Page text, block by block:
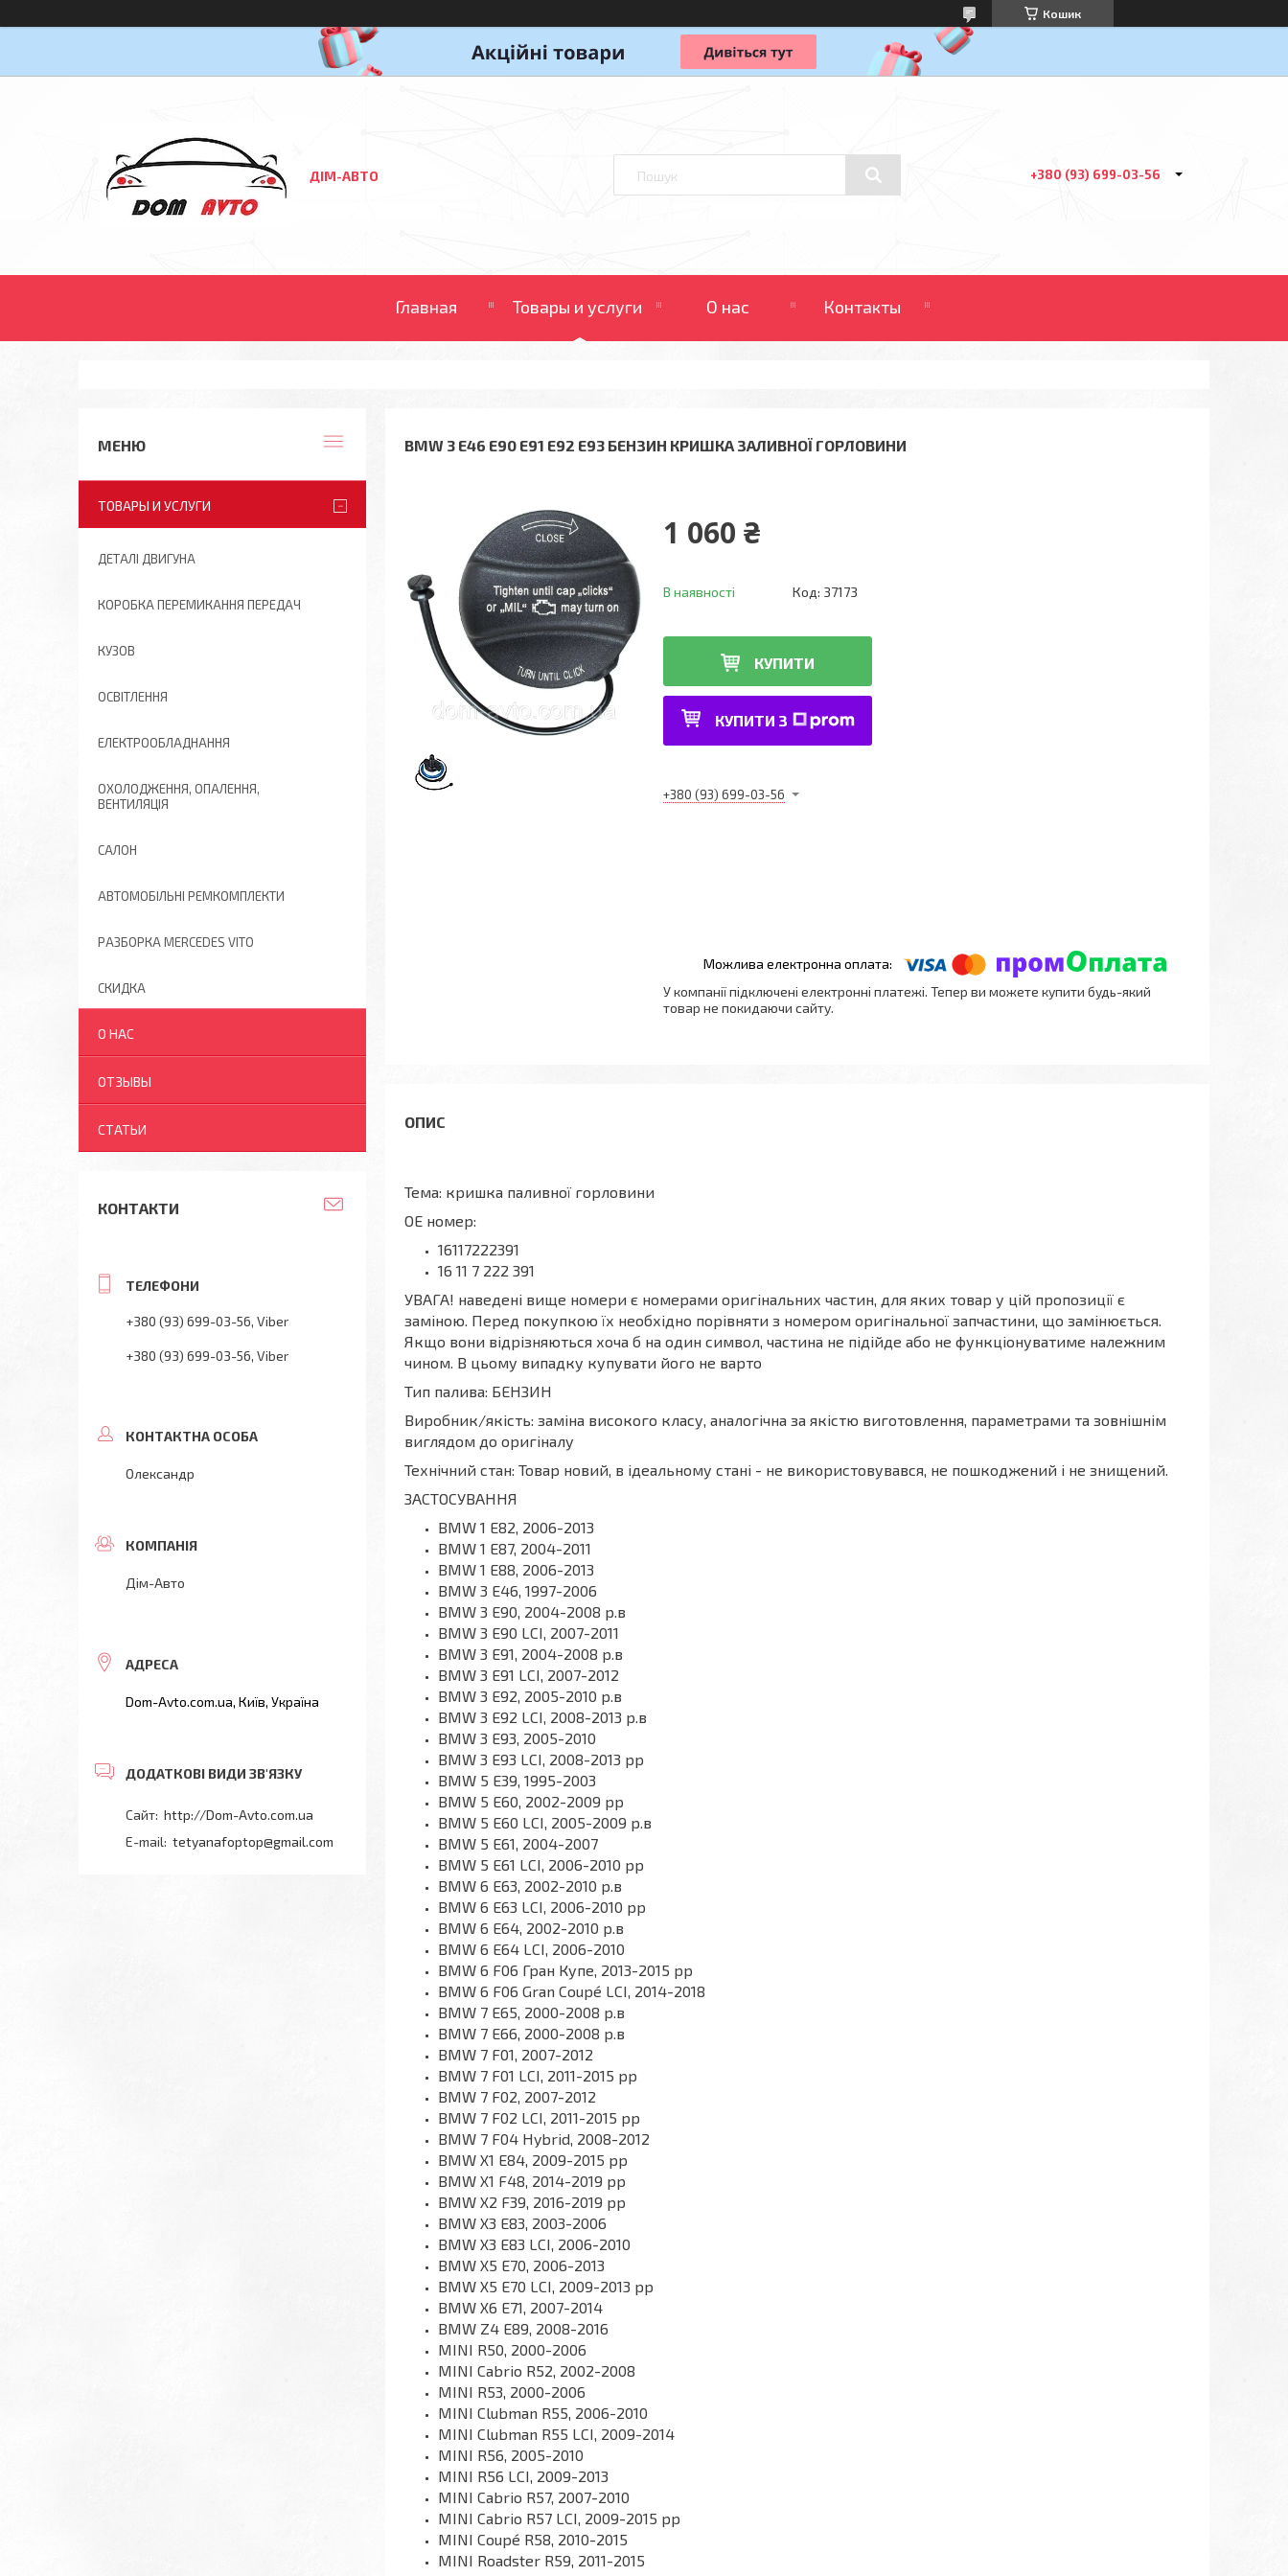
Кошик
ДІМ-АВТО +380 (93) 699-03-56
Главная Товары и услуги О нас Контакты
BMW 3 E46 E90 E91 E92 E93 БЕНЗИН КРИШКА ЗАЛИВНОЇ ГОРЛОВИНИ
1 060 ₴
В наявності Код: 37173
КУПИТИ
КУПИТИ З
+380 (93) 699-03-56
У компанії підключені електронні платежі. Тепер ви можете купити будь-який
товар не покидаючи сайту.
Тема: кришка паливної горловини
OE номер:
16117222391
16 11 7 222 391
УВАГА! наведені вище номери є номерами оригінальних частин, для яких товар у цій пропозиції є
заміною. Перед покупкою їх необхідно порівняти з номером оригінальної запчастини, що замінюється.
Якщо вони відрізняються хоча б на один символ, частина не підійде або не функціонуватиме належним
чином. В цьому випадку купувати його не варто
Тип палива: БЕНЗИН
Виробник/якість: заміна високого класу, аналогічна за якістю виготовлення, параметрами та зовнішнім
виглядом до оригіналу
Технічний стан: Товар новий, в ідеальному стані - не використовувався, не пошкоджений і не знищений.
ЗАСТОСУВАННЯ
BMW 1 E82, 2006-2013
BMW 1 E87, 2004-2011
BMW 1 E88, 2006-2013
BMW 3 E46, 1997-2006
BMW 3 E90, 2004-2008 р.в
BMW 3 E90 LCI, 2007-2011
BMW 3 E91, 2004-2008 р.в
BMW 3 E91 LCI, 2007-2012
BMW 3 E92, 2005-2010 р.в
BMW 3 E92 LCI, 2008-2013 р.в
BMW 3 E93, 2005-2010
BMW 3 E93 LCI, 2008-2013 рр
BMW 5 E39, 1995-2003
BMW 5 E60, 2002-2009 рр
BMW 5 E60 LCI, 2005-2009 р.в
BMW 5 E61, 2004-2007
BMW 5 E61 LCI, 2006-2010 рр
BMW 6 E63, 2002-2010 р.в
BMW 6 E63 LCI, 2006-2010 рр
BMW 6 E64, 2002-2010 р.в
BMW 6 E64 LCI, 2006-2010
BMW 6 F06 Гран Купе, 2013-2015 рр
BMW 6 F06 Gran Coupé LCI, 2014-2018
BMW 7 E65, 2000-2008 р.в
BMW 7 E66, 2000-2008 р.в
BMW 7 F01, 2007-2012
BMW 7 F01 LCI, 2011-2015 рр
BMW 7 F02, 2007-2012
BMW 7 F02 LCI, 2011-2015 рр
BMW 7 F04 Hybrid, 2008-2012
BMW X1 E84, 2009-2015 рр
BMW X1 F48, 2014-2019 рр
BMW X2 F39, 2016-2019 рр
BMW X3 E83, 2003-2006
BMW X3 E83 LCI, 2006-2010
BMW X5 E70, 2006-2013
BMW X5 E70 LCI, 2009-2013 рр
BMW X6 E71, 2007-2014
BMW Z4 E89, 2008-2016
MINI R50, 2000-2006
MINI Cabrio R52, 2002-2008
MINI R53, 2000-2006
MINI Clubman R55, 2006-2010
MINI Clubman R55 LCI, 2009-2014
MINI R56, 2005-2010
MINI R56 LCI, 2009-2013
MINI Cabrio R57, 2007-2010
MINI Cabrio R57 LCI, 2009-2015 рр
MINI Coupé R58, 2010-2015
MINI Roadster R59, 2011-2015
ТОВАРЫ И УСЛУГИ
ДЕТАЛІ ДВИГУНА
КОРОБКА ПЕРЕМИКАННЯ ПЕРЕДАЧ
КУЗОВ
ОСВІТЛЕННЯ
ЕЛЕКТРООБЛАДНАННЯ
ОХОЛОДЖЕННЯ, ОПАЛЕННЯ,
ВЕНТИЛЯЦІЯ
САЛОН
АВТОМОБІЛЬНІ РЕМКОМПЛЕКТИ
РАЗБОРКА MERCEDES VITO
СКИДКА
О НАС
ОТЗЫВЫ
СТАТЬИ
КОНТАКТИ
+380 (93) 699-03-56 Viber
+380 (93) 699-03-56 Viber
Олександр
Дім-Авто
Dom-Avto.com.ua, Київ, Україна
http://Dom-Avto.com.ua
tetyanafoptop@gmail.com